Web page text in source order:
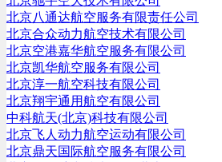
北京八通达航空服务有限责任公司
北京合众动力航空技术有限公司
北京空港嘉华航空服务有限公司
北京凯华航空服务有限公司
北京淳一航空科技有限公司
北京翔宇通用航空有限公司
中科航天(北京)科技有限公司
北京飞人动力航空运动有限公司
北京鼎天国际航空服务有限公司